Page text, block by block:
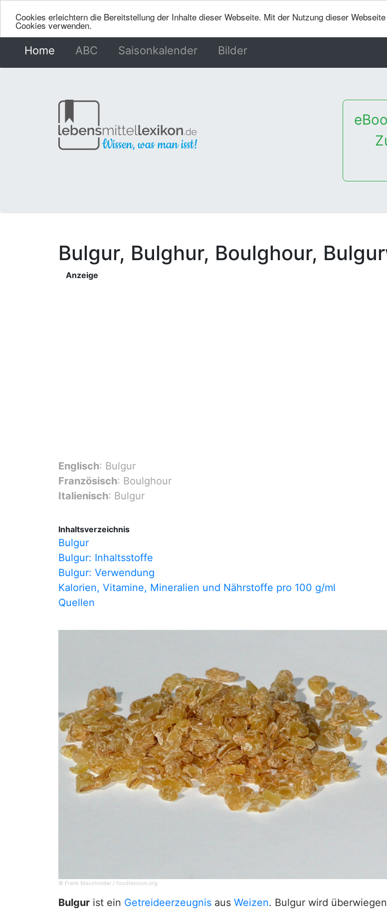
Cookies erleichtern die Bereitstellung der Inhalte dieser Webseite. Mit der Nutzung dieser
Cookies verwenden.
Home (current)
ABC Saisonkalender Bilder
Bulgur, Bulghur, Boulghour,
Anzeige
Englisch: Bulgur
Französisch: Boulghour
Italienisch: Bulgur
Inhaltsverzeichnis
Bulgur
Bulgur: Inhaltsstoffe
Bulgur: Verwendung
Kalorien, Vitamine, Mineralien und Nährstoffe pro 100 g/ml
Quellen
© Frank Massholder / foodlexicon.org
Bulgur ist ein Getreideerzeugnis aus Weizen. Bulgur wird